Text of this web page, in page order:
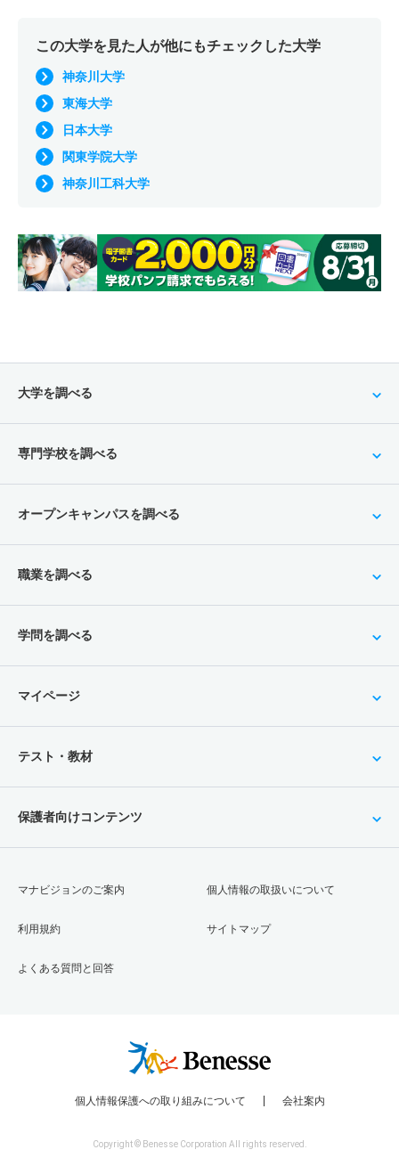
この大学を見た人が他にもチェックした大学
神奈川大学
東海大学
日本大学
関東学院大学
神奈川工科大学
大学を調べる
専門学校を調べる
オープンキャンパスを調べる
職業を調べる
学問を調べる
マイページ
テスト・教材
保護者向けコンテンツ
マナビジョンのご案内
利用規約
よくある質問と回答
個人情報の取扱いについて
サイトマップ
個人情報保護への取り組みについて 会社案内
Copyright © Benesse Corporation All rights reserved.